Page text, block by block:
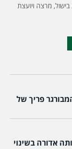
בישול, מרצה ויועצת
פריך של
אדורה בשינוי